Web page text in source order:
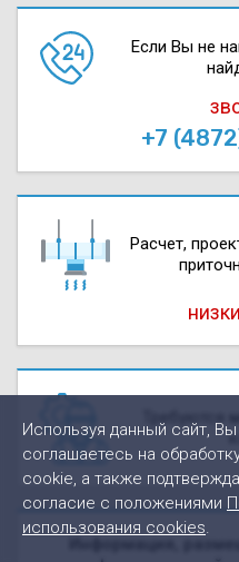
Если Вы не
+7
Расчет,
Используя данный сайт, Вы
соглашаетесь на
cookie, а также
согласие с положениями
использования cookies.